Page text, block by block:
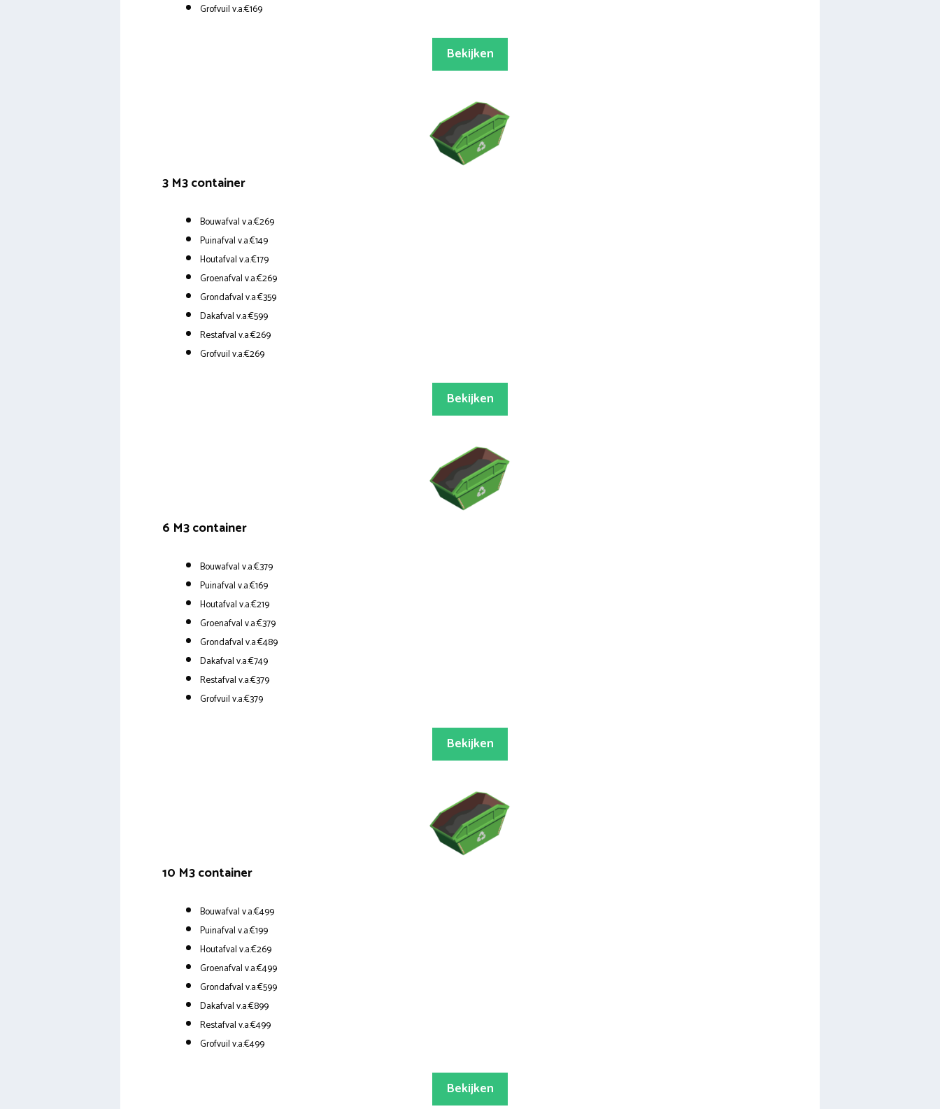
Grofvuil v.a.€169
Bekijken
3 M3 container
Bouwafval v.a.€269
Puinafval v.a.€149
Houtafval v.a.€179
Groenafval v.a.€269
Grondafval v.a.€359
Dakafval v.a.€599
Restafval v.a.€269
Grofvuil v.a.€269
Bekijken
6 M3 container
Bouwafval v.a.€379
Puinafval v.a.€169
Houtafval v.a.€219
Groenafval v.a.€379
Grondafval v.a.€489
Dakafval v.a.€749
Restafval v.a.€379
Grofvuil v.a.€379
Bekijken
10 M3 container
Bouwafval v.a.€499
Puinafval v.a.€199
Houtafval v.a.€269
Groenafval v.a.€499
Grondafval v.a.€599
Dakafval v.a.€899
Restafval v.a.€499
Grofvuil v.a.€499
Bekijken